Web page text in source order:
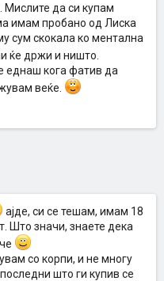
да си купам
имам пробано од Лиска
сум скокала ко ментална
ќе држи и ништо.
еднаш кога фатив да
веќе.
ајде, си се тешам, имам 18
Што значи, знаете дека
со корпи, и не многу
што ги купив се